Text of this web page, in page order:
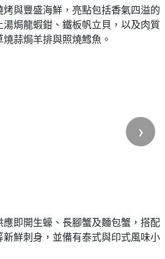
與豐盛海鮮，亮點包括香氣四溢的
焗龍蝦鉗、鐵板帆立貝，以及肉質
蒜焗羊排與照燒鱈魚。
›
即開生蠔、長腳蟹及麵包蟹，搭配
鮮刺身，並備有泰式與印式風味小